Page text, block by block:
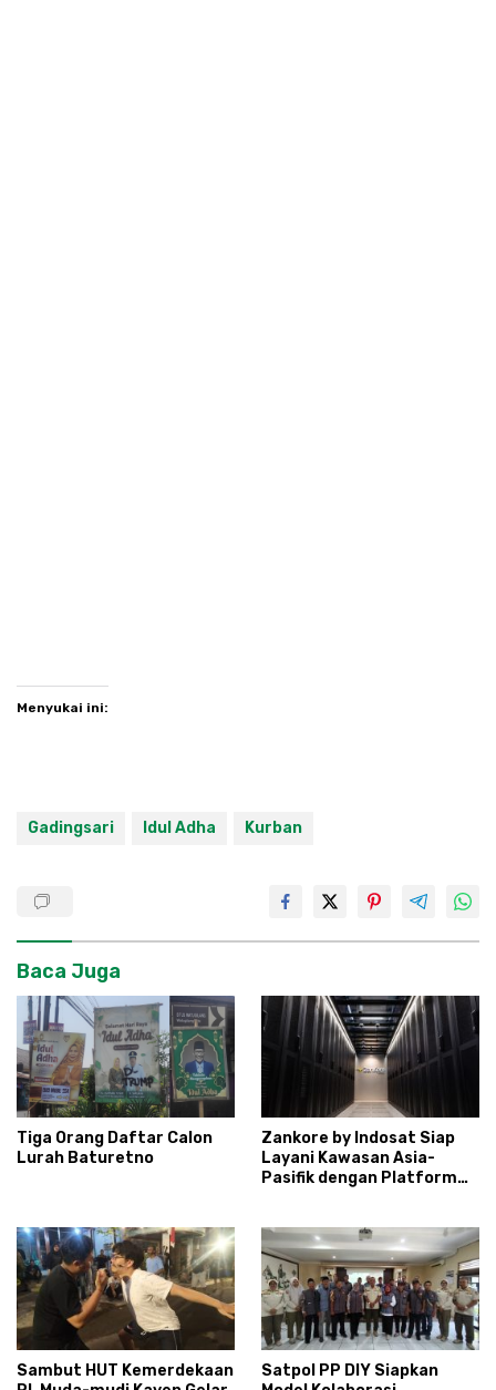
Menyukai ini:
Gadingsari Idul Adha Kurban
Baca Juga
Tiga Orang Daftar Calon
Lurah Baturetno
Zankore by Indosat Siap
Layani Kawasan Asia-
Pasifik dengan Platform
Sambut HUT Kemerdekaan
Satpol PP DIY Siapkan